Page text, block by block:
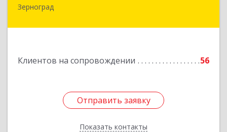
Зерноград
Клиентов на сопровождении 56
Отправить заявку
Показать контакты
347740, Ростовская обл, Зерноградский р-н,
Отправить заявку
Назад